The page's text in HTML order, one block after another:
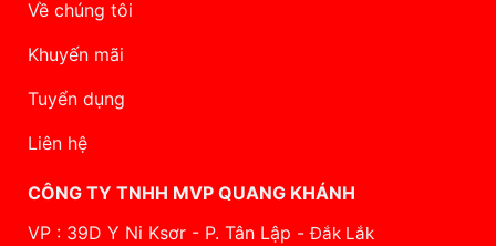
Về chúng tôi
Khuyến mãi
Tuyển dụng
Liên hệ
CÔNG TY TNHH MVP QUANG KHÁNH
VP : 39D Y Ni Ksơr - P. Tân Lập -Đắk Lắk